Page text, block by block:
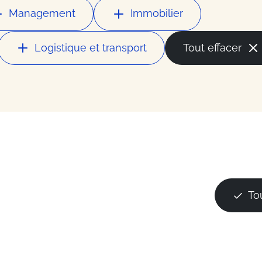
mode
secteur
Management Immobilier
Logistique et transport Tout effacer